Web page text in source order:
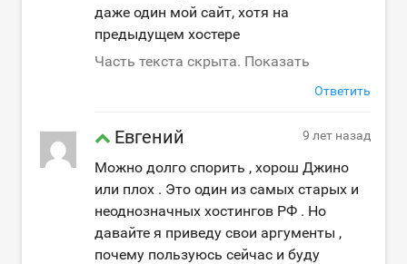
даже один мой сайт, хотя на
предыдущем хостере
Часть текста скрыта. Показать
Ответить
Евгений 9 лет назад
Можно долго спорить , хорош Джино
или плох . Это один из самых старых и
неоднозначных хостингов РФ . Но
давайте я приведу свои аргументы ,
почему пользуюсь сейчас и буду